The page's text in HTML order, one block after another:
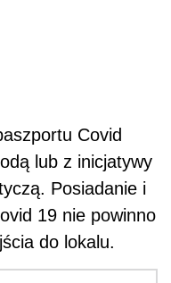
Covid
lub z inicjatywy
Posiadanie i
19 nie powinno
do lokalu.